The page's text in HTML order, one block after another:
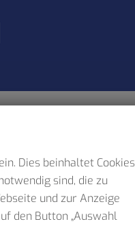
:
Dies beinhaltet Cookies
sind, die zu
und zur Anzeige
den Button „Auswahl